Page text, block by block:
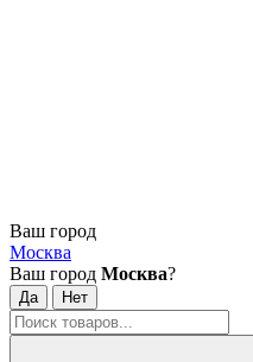
Ваш город
Москва
Ваш город Москва?